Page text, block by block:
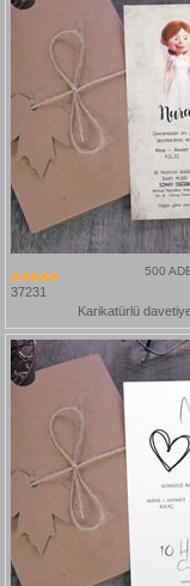
37231
500
Karikatürlü